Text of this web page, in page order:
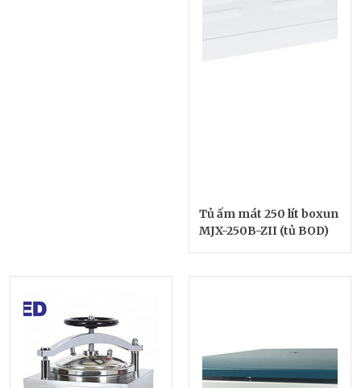
Tủ ấm mát 250 lít boxun
MJX-250B-ZII (tủ BOD)